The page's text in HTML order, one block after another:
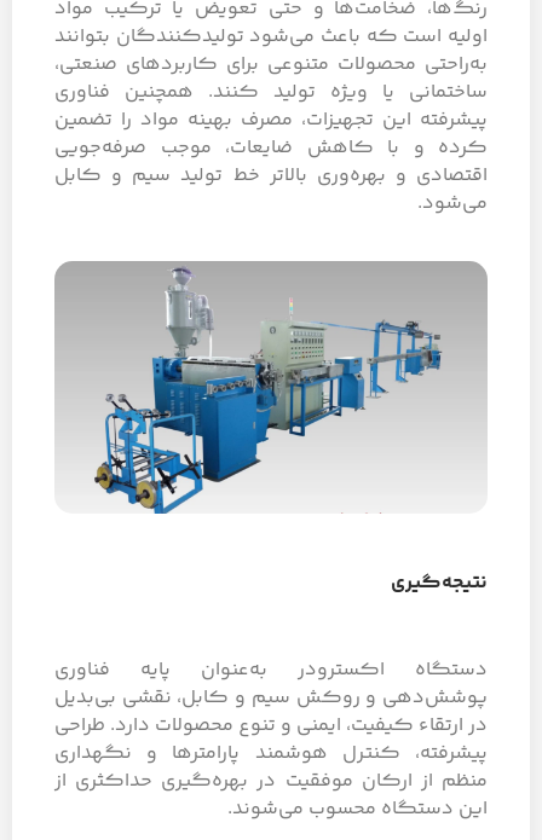
رنگ‌ها، ضخامت‌ها و حتی تعویض یا ترکیب مواد
اولیه است که باعث می‌شود تولیدکنندگان بتوانند
به‌راحتی محصولات متنوعی برای کاربردهای صنعتی،
ساختمانی یا ویژه تولید کنند. همچنین فناوری
پیشرفته این تجهیزات، مصرف بهینه مواد را تضمین
کرده و با کاهش ضایعات، موجب صرفه‌جویی
اقتصادی و بهره‌وری بالاتر خط تولید سیم و کابل
می‌شود.
نتیجه‌گیری
دستگاه اکسترودر به‌عنوان پایه فناوری
پوشش‌دهی و روکش سیم و کابل، نقشی بی‌بدیل
در ارتقاء کیفیت، ایمنی و تنوع محصولات دارد. طراحی
پیشرفته، کنترل هوشمند پارامترها و نگهداری
منظم از ارکان موفقیت در بهره‌گیری حداکثری از
این دستگاه محسوب می‌شوند.